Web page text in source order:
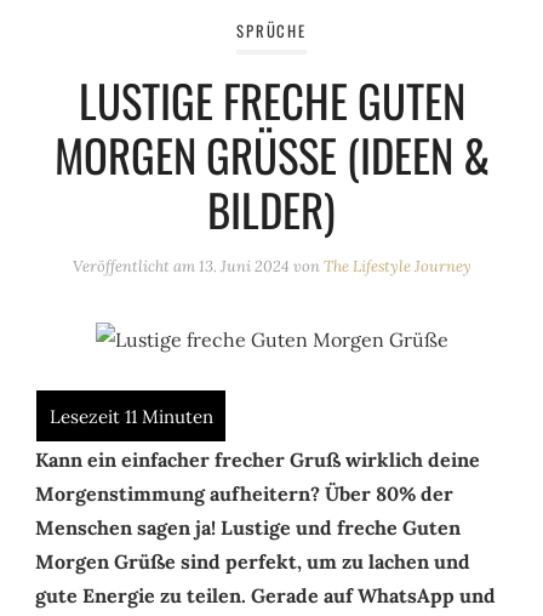
SPRÜCHE
LUSTIGE FRECHE GUTEN
MORGEN GRÜSSE (IDEEN & B
ILDER)
Veröffentlicht am13. Juni 2024 vonThe Lifestyle Journey
Kann ein einfacher frecher Gruß wirklich deine
Morgenstimmung aufheitern? Über 80% der
Menschen sagen ja! Lustige und freche Guten
Morgen Grüße sind perfekt, um zu lachen und
gute Energie zu teilen. Gerade auf WhatsApp und